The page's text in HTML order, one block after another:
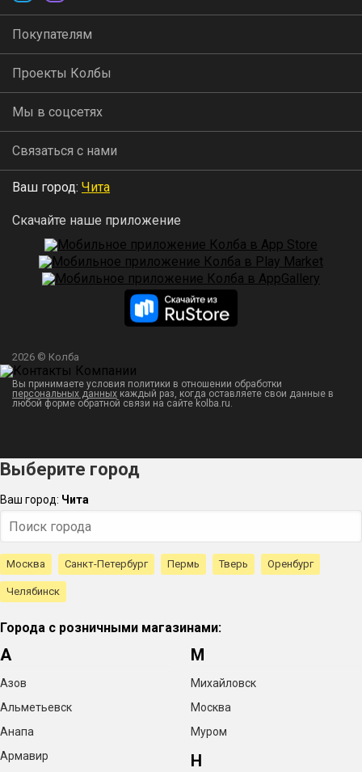
Покупателям
Проекты Колбы
Мы в соцсетях
Связаться с нами
Ваш город: Чита
Скачайте наше приложение
2026 © Колба
Вы принимаете условия политики в отношении обработки
персональных данных каждый раз, когда оставляете свои данные в
любой форме обратной связи на сайте kolba.ru.
Выберите город
Ваш город: Чита
Москва Санкт-Петербург Пермь Тверь Оренбург
Челябинск
Города с розничными магазинами:
А
Азов
Альметьевск
Анапа
Армавир
М
Михайловск
Москва
Муром
Н